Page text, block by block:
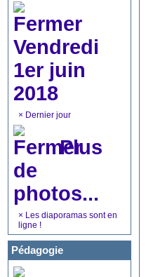
Vendredi
1er juin
2018
× Dernier jour
Plus
de
photos...
× Les diaporamas sont en
ligne !
Pédagogie